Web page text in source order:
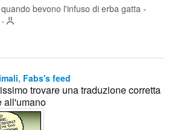
bevono l'infuso di erba gatta -
-
, Fabs's feed
trovare una traduzione corretta
all'umano